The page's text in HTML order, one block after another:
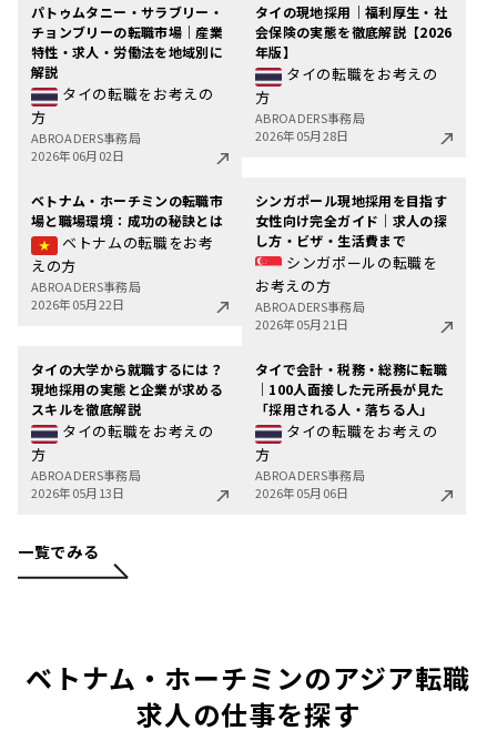
パトゥムタニー・サラブリー・
チョンブリーの転職市場｜産業
特性・求人・労働法を地域別に
解説
タイの転職をお考えの
方
ABROADERS事務局
2026年06月02日
タイの現地採用｜福利厚生・社
会保険の実態を徹底解説【2026
年版】
タイの転職をお考えの
方
ABROADERS事務局
2026年05月28日
ベトナム・ホーチミンの転職市
場と職場環境：成功の秘訣とは
ベトナムの転職をお考
えの方
ABROADERS事務局
2026年05月22日
シンガポール現地採用を目指す
女性向け完全ガイド｜求人の探
し方・ビザ・生活費まで
シンガポールの転職を
お考えの方
ABROADERS事務局
2026年05月21日
タイの大学から就職するには？
現地採用の実態と企業が求める
スキルを徹底解説
タイの転職をお考えの
方
ABROADERS事務局
2026年05月13日
タイで会計・税務・総務に転職
｜100人面接した元所長が見た
「採用される人・落ちる人」
タイの転職をお考えの
方
ABROADERS事務局
2026年05月06日
一覧でみる
ベトナム・ホーチミンのアジア転職
求人の仕事を探す